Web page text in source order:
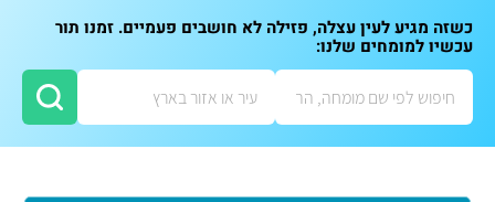
כשזה מגיע לעין עצלה, פזילה לא חושבים פעמיים. זמנו תור
עכשיו למומחים שלנו: